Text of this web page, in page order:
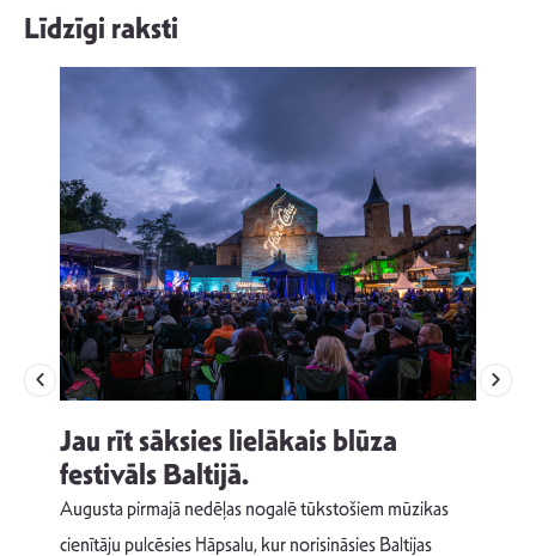
Līdzīgi raksti
Jau rīt sāksies lielākais blūza
festivāls Baltijā.
Augusta pirmajā nedēļas nogalē tūkstošiem mūzikas
cienītāju pulcēsies Hāpsalu, kur norisināsies Baltijas